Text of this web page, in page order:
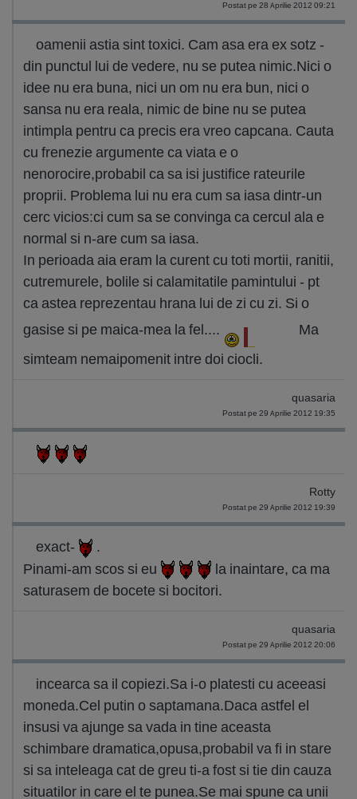
Postat pe 28 Aprilie 2012 09:21
oamenii astia sint toxici. Cam asa era ex sotz -
din punctul lui de vedere, nu se putea nimic.Nici o
idee nu era buna, nici un om nu era bun, nici o
sansa nu era reala, nimic de bine nu se putea
intimpla pentru ca precis era vreo capcana. Cauta
cu frenezie argumente ca viata e o
nenorocire,probabil ca sa isi justifice rateurile
proprii. Problema lui nu era cum sa iasa dintr-un
cerc vicios:ci cum sa se convinga ca cercul ala e
normal si n-are cum sa iasa.
In perioada aia eram la curent cu toti mortii, ranitii,
cutremurele, bolile si calamitatile pamintului - pt
ca astea reprezentau hrana lui de zi cu zi. Si o
gasise si pe maica-mea la fel....
Ma
simteam nemaipomenit intre doi ciocli.
quasaria
Postat pe 29 Aprilie 2012 19:35
Rotty
Postat pe 29 Aprilie 2012 19:39
exact-
.
Pinami-am scos si eu
la inaintare, ca ma
saturasem de bocete si bocitori.
quasaria
Postat pe 29 Aprilie 2012 20:06
incearca sa il copiezi.Sa i-o platesti cu aceeasi
moneda.Cel putin o saptamana.Daca astfel el
insusi va ajunge sa vada in tine aceasta
schimbare dramatica,opusa,probabil va fi in stare
si sa inteleaga cat de greu ti-a fost si tie din cauza
situatilor in care el te punea.Se mai spune ca unii